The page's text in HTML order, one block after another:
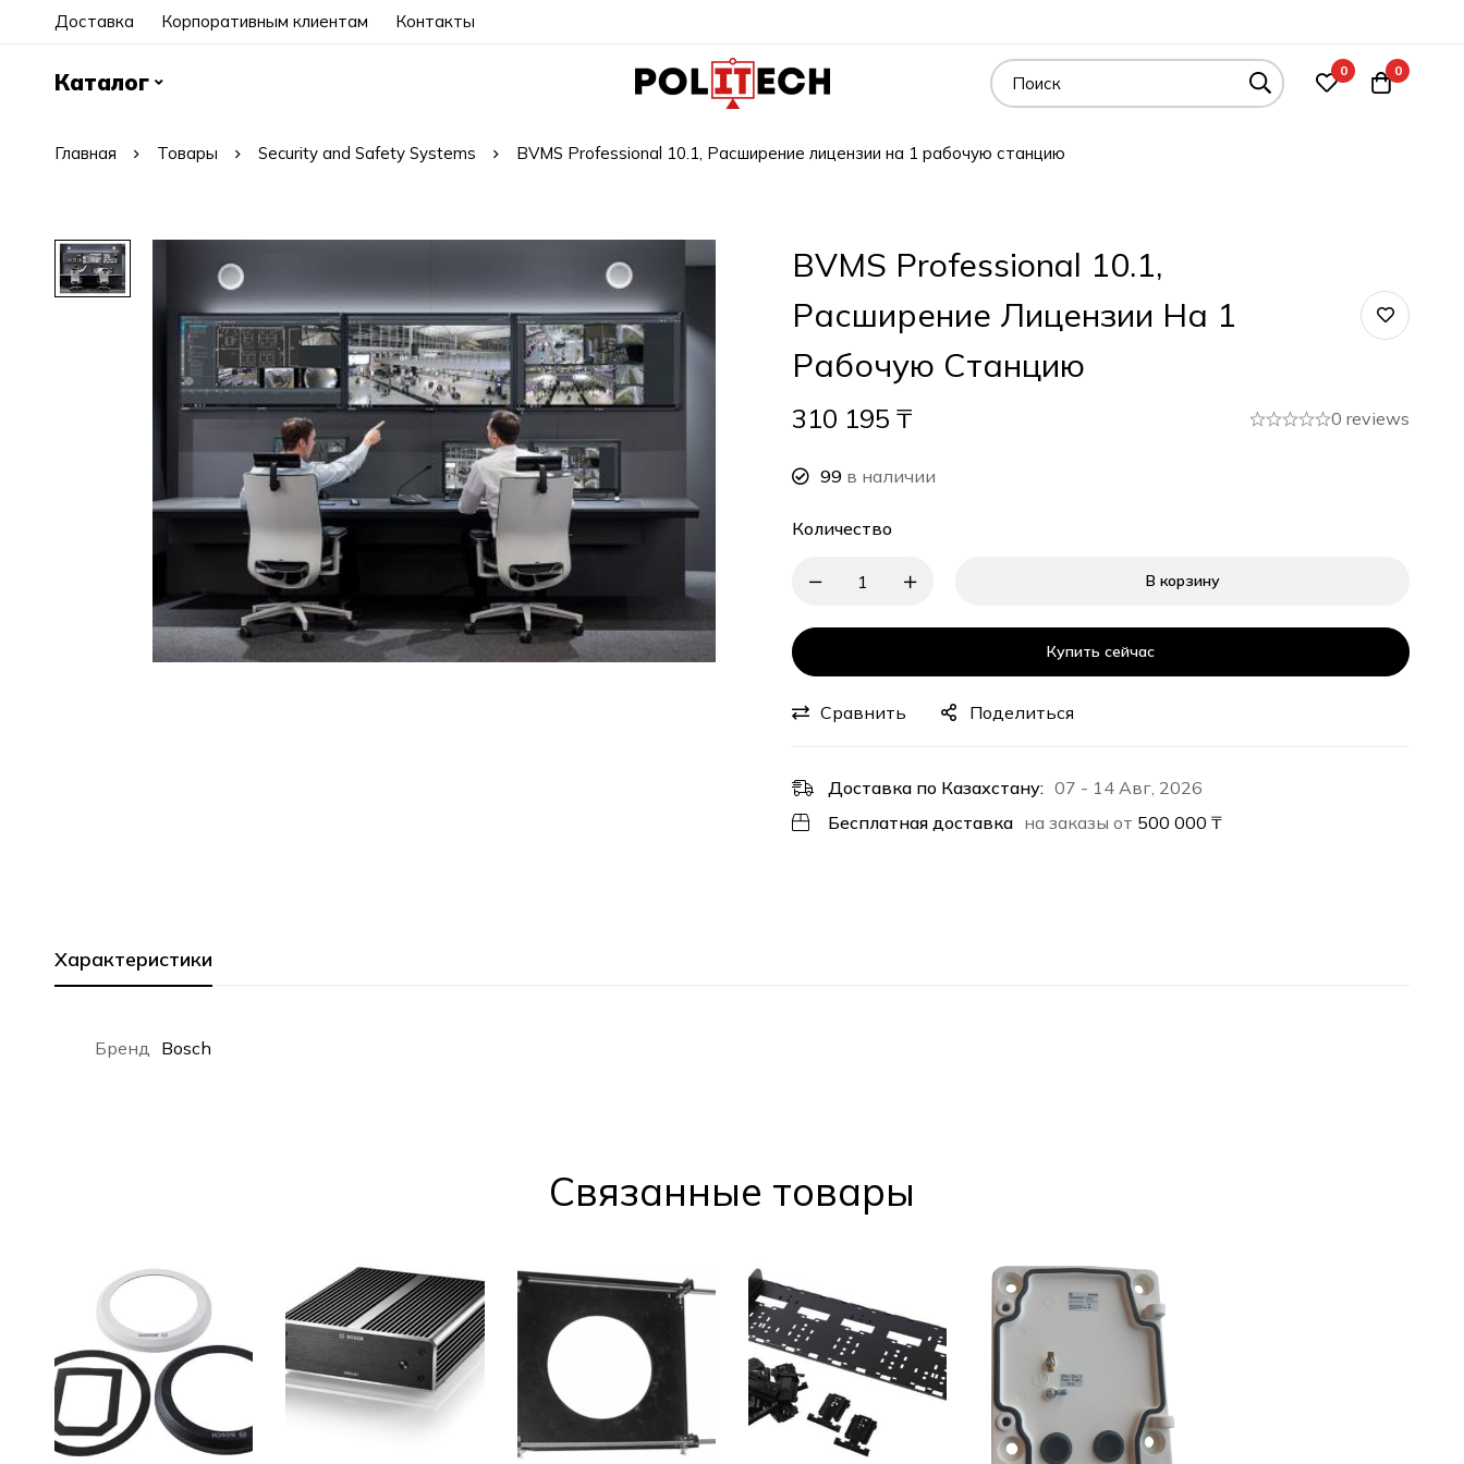
Доставка Корпоративным клиентам Контакты
Каталог 0 0
Главная Товары Security and Safety Systems BVMS Professional 10.1, Расширение лицензии на 1 рабочую станцию
BVMS Professional 10.1,
Расширение Лицензии На 1
Рабочую Станцию
310 195 ₸ 0 reviews
99 в наличии
Количество
В корзину
Купить сейчас
Сравнить Поделиться
Доставка по Казахстану: 07 - 14 Авг, 2026
Бесплатная доставка на заказы от 500 000 ₸
Характеристики
Бренд Bosch
Cвязанные товары